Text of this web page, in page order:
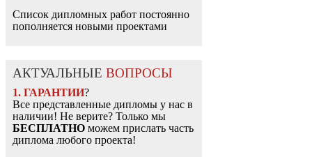
Список дипломных работ постоянно
пополняется новыми проектами
АКТУАЛЬНЫЕ ВОПРОСЫ
1. ГАРАНТИИ?
Все представленные дипломы у нас в
наличии! Не верите? Только мы
БЕСПЛАТНО можем прислать часть
диплома любого проекта!